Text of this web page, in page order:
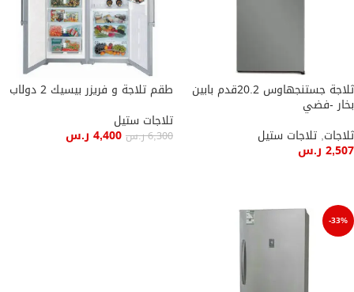
ثلاجة جستنجهاوس 20.2قدم بابين
بخار -فضي
ثلاجات, تلاجات ستيل
2,507 ر.س
طقم تلاجة و فريزر بيسيك 2 دولاب
تلاجات ستيل
6,300ر.س 4,400 ر.س
-33%